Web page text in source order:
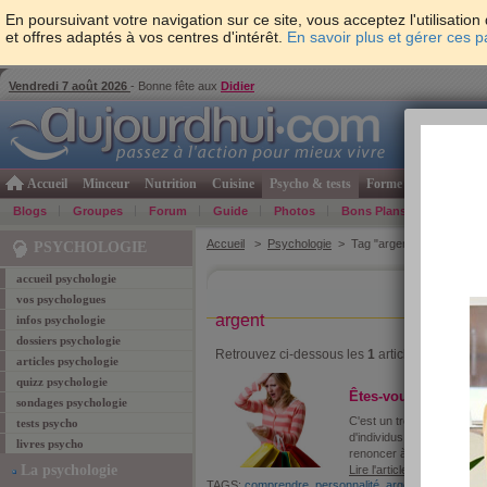
En poursuivant votre navigation sur ce site, vous acceptez
et offres adaptés à vos centres d'intérêt. En savoir plus et gérer ces
Vendredi 7 août 2026 - Bonne fête aux Didier
Accueil Minceur Nutrition Cuisine Psycho & tests Forme & santé
Blogs Groupes Forum Guide Photos Bons Plans
PSYCHOLOGIE
accueil psychologie
vos psychologues
infos psychologie
dossiers psychologie
articles psychologie
quizz psychologie
sondages psychologie
tests psycho
livres psycho
La psychologie
Accueil > Psychologie > Tag "argent"
argent
Retrouvez ci-dessous les 1 article
Êtes-vous un
C'est un trouble de la
d'individus: l'achat
renoncer à dépenser
Lire l'article